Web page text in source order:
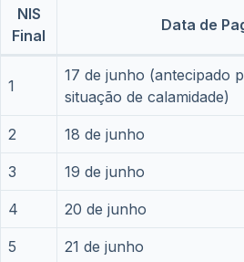
NIS
Final
Data de
1
17 de junho (antecipado
situação de calamidade)
2 18 de junho
3 19 de junho
4 20 de junho
5 21 de junho